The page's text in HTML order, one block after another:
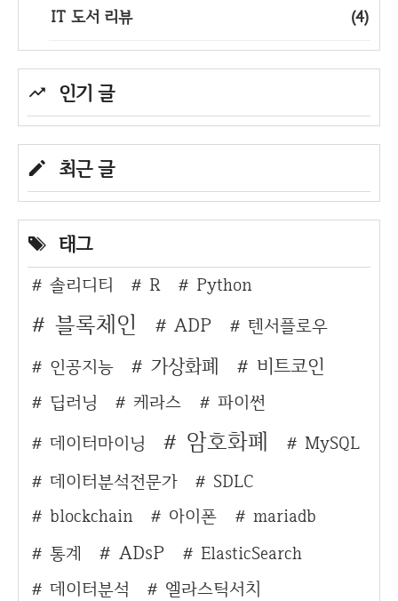
IT 도서 리뷰 (4)
인기 글
최근 글
태그
솔리디티 R Python
블록체인 ADP
텐서플로우
인공지능
가상화폐 비트코인
딥러닝 케라스
파이썬
데이터마이닝
암호화폐
MySQL
데이터분석전문가
SDLC
blockchain
아이폰
mariadb
통계
ADsP
ElasticSearch
데이터분석
엘라스틱서치